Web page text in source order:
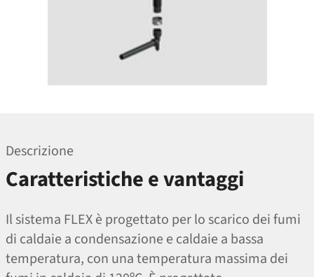
Descrizione
Caratteristiche e vantaggi
Il sistema FLEX è progettato per lo scarico dei fumi
di caldaie a condensazione e caldaie a bassa
temperatura, con una temperatura massima dei